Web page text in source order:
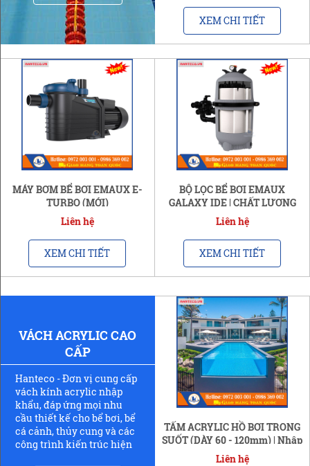
XEM CHI TIẾT
MÁY BƠM BỂ BƠI EMAUX E-
TURBO (MỚI)
Liên hệ
XEM CHI TIẾT
BỘ LỌC BỂ BƠI EMAUX
GALAXY IDE | CHẤT LƯỢNG
LỌC ĐẶC BIỆT (MỚI)
Liên hệ
XEM CHI TIẾT
VÁCH ACRYLIC CAO
CẤP
Hanteco - Đơn vị cung cấp
vách kính acrylic nhập
khẩu, đáp ứng mọi nhu
cầu thiết kế cho bể bơi, bể
cá cảnh, thủy cung và các
công trình kiến trúc hiện
TẤM ACRYLIC HỒ BƠI TRONG
SUỐT (DÀY 60 - 120mm) | Nhập
Khẩu
Liên hệ